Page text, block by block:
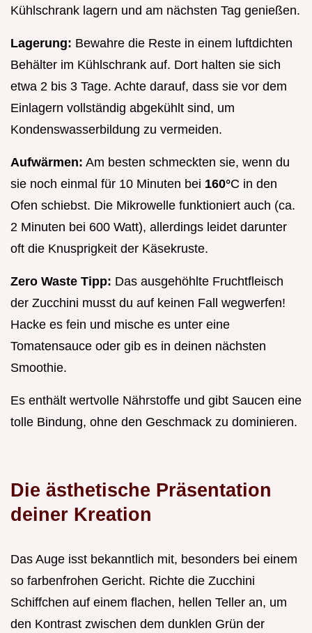
Kühlschrank lagern und am nächsten Tag genießen.
Lagerung: Bewahre die Reste in einem luftdichten
Behälter im Kühlschrank auf. Dort halten sie sich
etwa 2 bis 3 Tage. Achte darauf, dass sie vor dem
Einlagern vollständig abgekühlt sind, um
Kondenswasserbildung zu vermeiden.
Aufwärmen: Am besten schmeckten sie, wenn du
sie noch einmal für 10 Minuten bei 160°C in den
Ofen schiebst. Die Mikrowelle funktioniert auch (ca.
2 Minuten bei 600 Watt), allerdings leidet darunter
oft die Knusprigkeit der Käsekruste.
Zero Waste Tipp: Das ausgehöhlte Fruchtfleisch
der Zucchini musst du auf keinen Fall wegwerfen!
Hacke es fein und mische es unter eine
Tomatensauce oder gib es in deinen nächsten
Smoothie.
Es enthält wertvolle Nährstoffe und gibt Saucen eine
tolle Bindung, ohne den Geschmack zu dominieren.
Die ästhetische Präsentation
deiner Kreation
Das Auge isst bekanntlich mit, besonders bei einem
so farbenfrohen Gericht. Richte die Zucchini
Schiffchen auf einem flachen, hellen Teller an, um
den Kontrast zwischen dem dunklen Grün der